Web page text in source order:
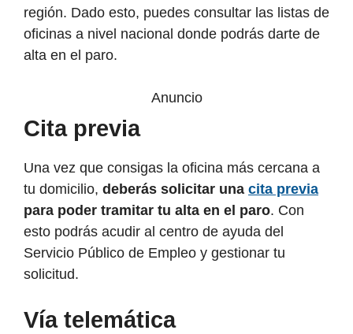
región. Dado esto, puedes consultar las listas de
oficinas a nivel nacional donde podrás darte de
alta en el paro.
Anuncio
Cita previa
Una vez que consigas la oficina más cercana a
tu domicilio, deberás solicitar una cita previa
para poder tramitar tu alta en el paro. Con
esto podrás acudir al centro de ayuda del
Servicio Público de Empleo y gestionar tu
solicitud.
Vía telemática